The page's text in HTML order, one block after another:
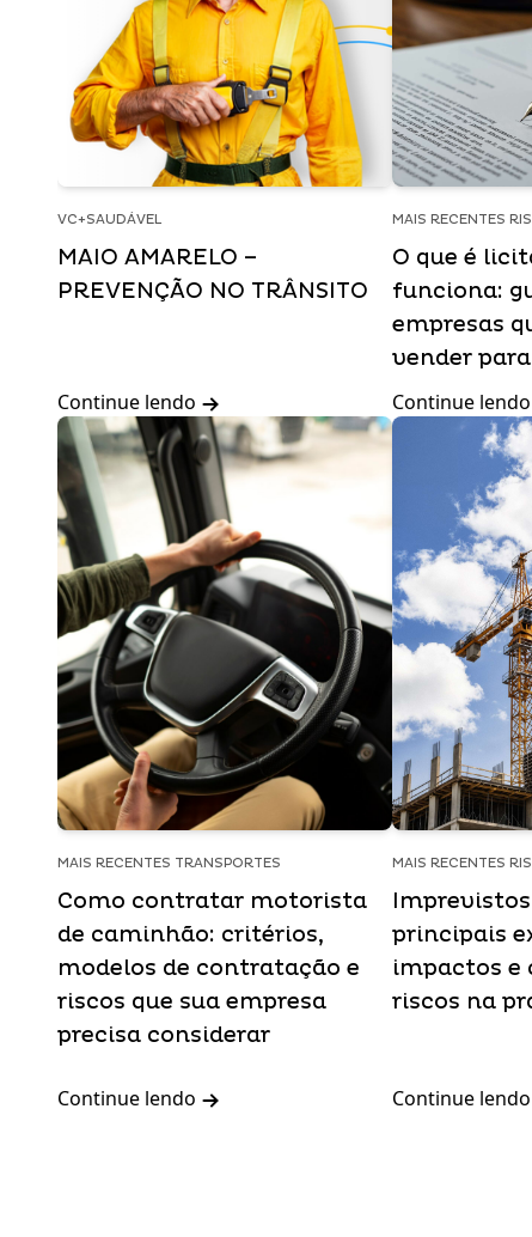
VC+SAUDÁVEL
MAIO AMARELO –
PREVENÇÃO NO TRÂNSITO
Continue lendo
MAIS RECENTES
O que é
funciona:
empresas
vender
Continue lendo
MAIS RECENTES TRANSPORTES
Como contratar motorista
de caminhão: critérios,
modelos de contratação e
riscos que sua empresa
precisa considerar
Continue lendo
MAIS RECENTES
principais
impactos e
riscos na
Continue lendo